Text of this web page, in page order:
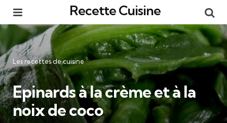
Recette Cuisine
Catégories
Les recettes de cuisine
Epinards à la crème et à la
noix de coco